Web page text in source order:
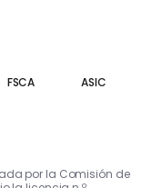
FSCA ASIC
por la Comisión de